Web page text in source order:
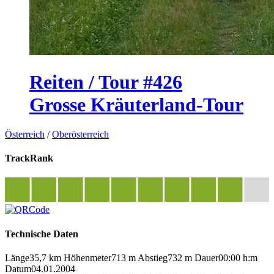
Reiten / Tour #426
Grosse Kräuterland-Tour
Österreich /Oberösterreich
TrackRank
Technische Daten
Länge35,7 km Höhenmeter713 m Abstieg732 m Dauer00:00 h:m
Datum04.01.2004